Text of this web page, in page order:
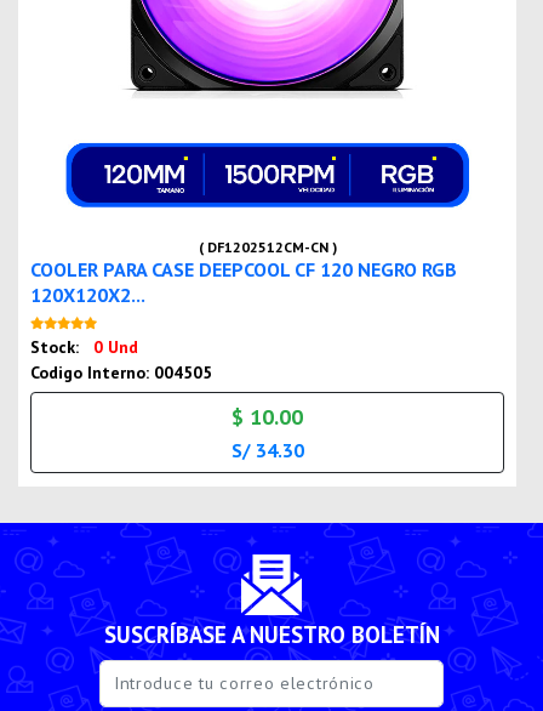
( DF1202512CM-CN )
COOLER PARA CASE DEEPCOOL CF 120 NEGRO RGB
120X120X2...
Stock:
0 Und
Codigo Interno: 004505
$ 10.00
S/ 34.30
SUSCRÍBASE A NUESTRO BOLETÍN